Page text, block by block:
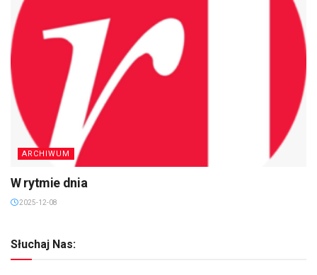
ARCHIWUM
W rytmie dnia
2025-12-08
Słuchaj Nas: